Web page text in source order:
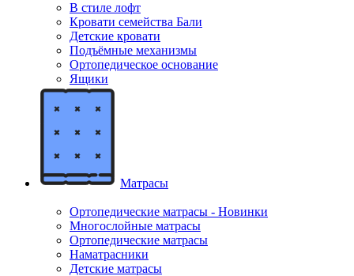
В стиле лофт
Кровати семейства Бали
Детские кровати
Подъёмные механизмы
Ортопедическое основание
Ящики
Матрасы
Ортопедические матрасы - Новинки
Многослойные матрасы
Ортопедические матрасы
Наматрасники
Детские матрасы